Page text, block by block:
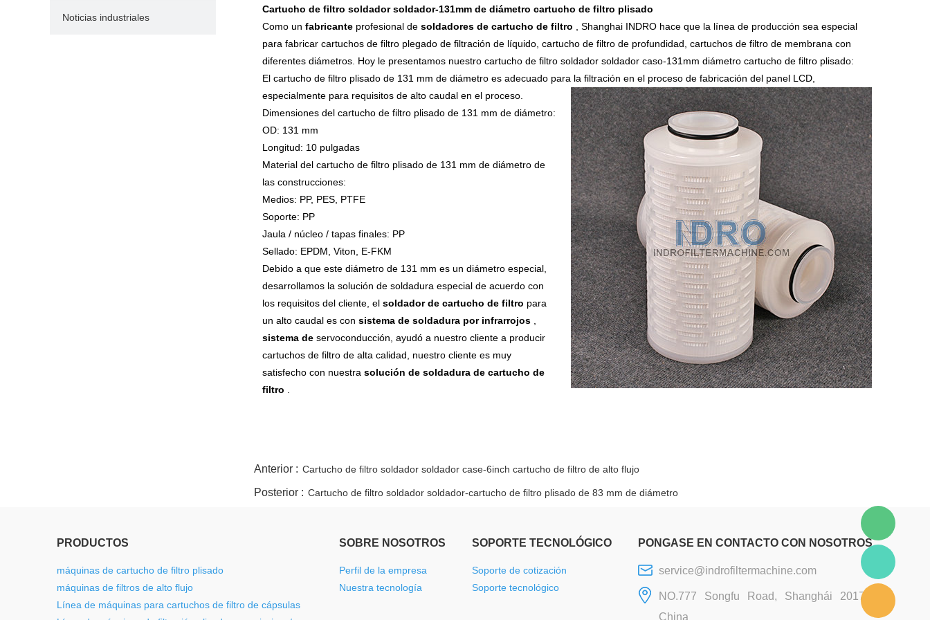
filtro
de
cápsulas
plisada
para
piscinas/spas
aire
plisado
de
aire
de
bolsillo
cartucho
de
filtro
polvo
fusión
soplado
máquinas
máquinas
de
cartuchos
filtro
enrollados
máquinas
de
bolsas
de
filtro
Máquinas
envasado
de
filtros
Soldador
de
piezas
de
tubos
de
plástico
cartucho
de
filtro
haciendo
partes
Noticias industriales
Cartucho de filtro soldador soldador-131mm de diámetro cartucho de filtro plisado
Como un fabricante profesional de soldadores de cartucho de filtro
, Shanghai INDRO hace que la línea de producción sea especial
para fabricar cartuchos de filtro plegado de filtración de líquido, cartucho de filtro de profundidad, cartuchos de filtro de membrana con
diferentes diámetros. Hoy le presentamos nuestro cartucho de filtro soldador soldador caso-131mm diámetro cartucho de filtro plisado:
El cartucho de filtro plisado de 131 mm de diámetro es adecuado para la filtración en el proceso de fabricación del panel LCD,
especialmente para requisitos de alto caudal en el proceso.
Dimensiones del cartucho de filtro plisado de 131 mm de diámetro:
OD: 131 mm
Longitud: 10 pulgadas
Material del cartucho de filtro plisado de 131 mm de diámetro de
las construcciones:
Medios: PP, PES, PTFE
Soporte: PP
Jaula / núcleo / tapas finales: PP
Sellado: EPDM, Viton, E-FKM
Debido a que este diámetro de 131 mm es un diámetro especial,
desarrollamos la solución de soldadura especial de acuerdo con
los requisitos del cliente, el soldador de cartucho de filtro para
un alto caudal es con sistema de soldadura por infrarrojos
sistema de servoconducción, ayudó a nuestro cliente a producir
cartuchos de filtro de alta calidad, nuestro cliente es muy
satisfecho con nuestra solución de soldadura de cartucho de
filtro
Anterior : Cartucho de filtro soldador soldador case-6inch cartucho de filtro de alto flujo
Posterior : Cartucho de filtro soldador soldador-cartucho de filtro plisado de 83 mm de diámetro
PRODUCTOS
máquinas de cartucho de filtro plisado
máquinas de filtros de alto flujo
Línea de máquinas para cartuchos de filtro de cápsulas
SOBRE NOSOTROS
Perfil de la empresa
Nuestra tecnología
SOPORTE TECNOLÓGICO
Soporte de cotización
Soporte tecnológico
PONGASE EN CONTACTO CON NOSOTROS
service@indrofiltermachine.com
NO.777 Songfu Road, Shanghái 201706,
China